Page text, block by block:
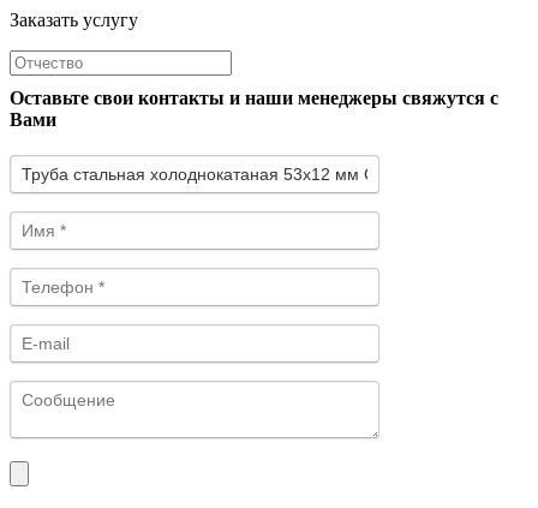
Заказать услугу
Оставьте свои контакты и наши менеджеры свяжутся с
Вами